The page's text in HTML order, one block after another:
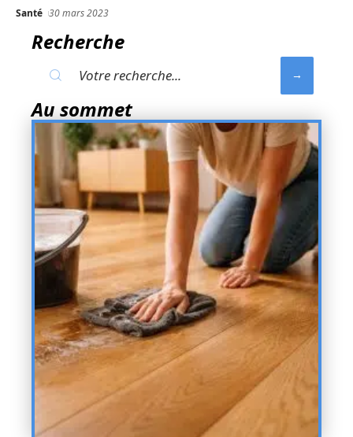
Santé 30 mars 2023
Recherche
Au sommet